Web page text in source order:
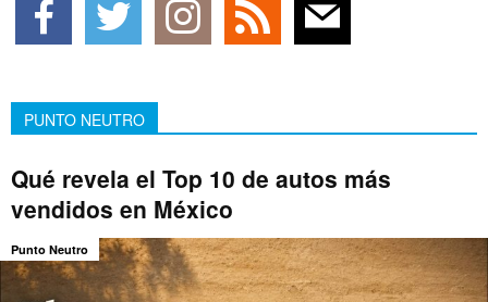
PUNTO NEUTRO
Qué revela el Top 10 de autos más
vendidos en México
Punto Neutro